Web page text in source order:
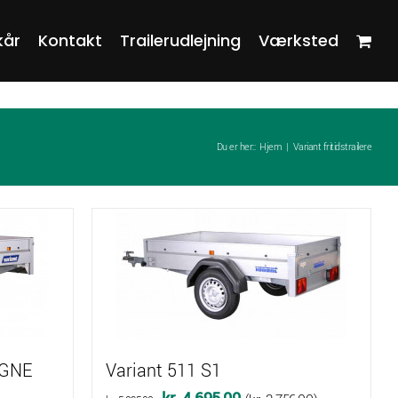
Kontakt Trailerudlejning Værksted
Du er her:: Hjem Variant fritidstrailere
Variant 511 S1